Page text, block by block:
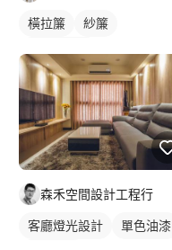
橫拉簾
紗簾
森禾空間設計工程行
客廳燈光設計
單色油漆